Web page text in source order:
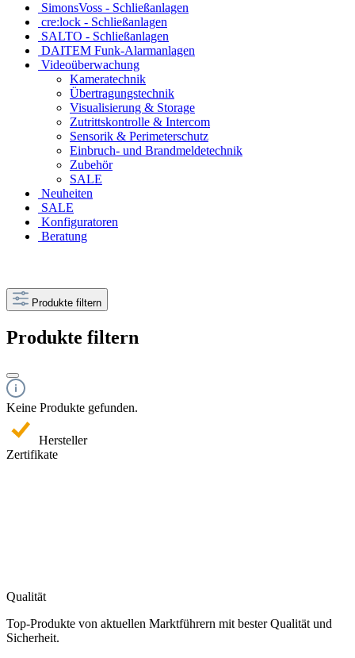
SimonsVoss - Schließanlagen
cre:lock - Schließanlagen
SALTO - Schließanlagen
DAITEM Funk-Alarmanlagen
Videoüberwachung
Kameratechnik
Übertragungstechnik
Visualisierung & Storage
Zutrittskontrolle & Intercom
Sensorik & Perimeterschutz
Einbruch- und Brandmeldetechnik
Zubehör
SALE
Neuheiten
SALE
Konfiguratoren
Beratung
Produkte filtern
Produkte filtern
Keine Produkte gefunden.
Hersteller
Zertifikate
Qualität
Top-Produkte von aktuellen Marktführern mit bester Qualität und
Sicherheit.